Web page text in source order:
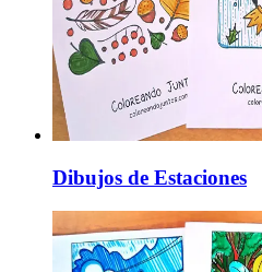
Dibujos de Estaciones